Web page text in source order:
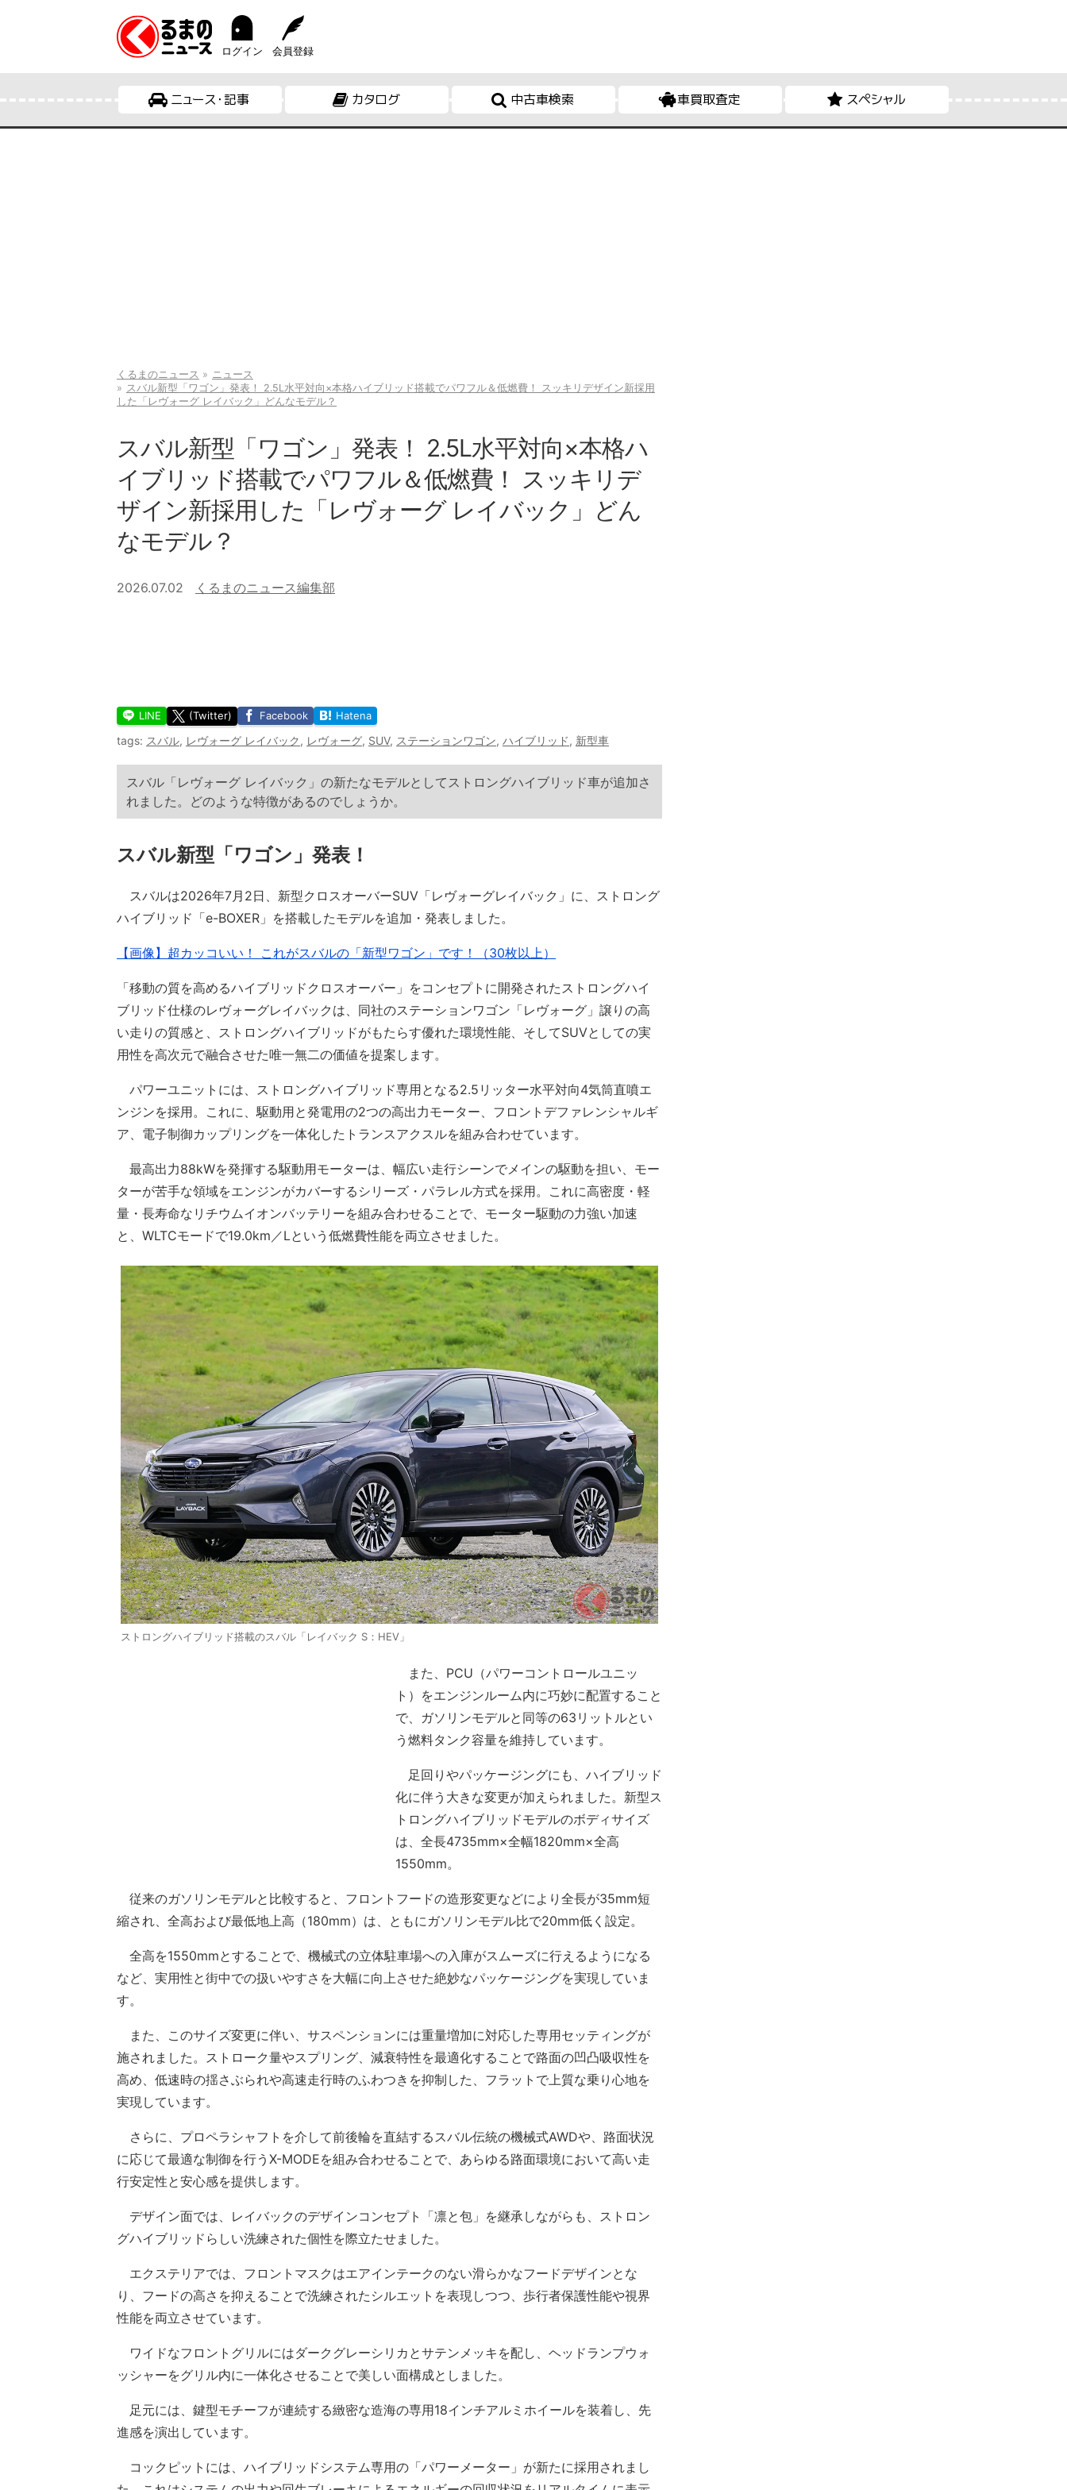
ログイン 会員登録
ニュース・記事 カタログ 中古車検索 車買取査定 スペシャル
くるまのニュース
ニュース
スバル新型「ワゴン」発表！ 2.5L水平対向×本格ハイブリッド搭載でパワフル＆低燃費！ スッキリデザイン新採用
した「レヴォーグ レイバック」どんなモデル？
スバル新型「ワゴン」発表！ 2.5L水平対向×本格ハ
イブリッド搭載でパワフル＆低燃費！ スッキリデ
ザイン新採用した「レヴォーグ レイバック」どん
なモデル？
2026.07.02 くるまのニュース編集部
LINE (Twitter) Facebook Hatena
tags: スバル, レヴォーグ レイバック, レヴォーグ, SUV, ステーションワゴン, ハイブリッド, 新型車
スバル「レヴォーグ レイバック」の新たなモデルとしてストロングハイブリッド車が追加さ
れました。どのような特徴があるのでしょうか。
スバル新型「ワゴン」発表！
スバルは2026年7月2日、新型クロスオーバーSUV「レヴォーグレイバック」に、ストロング
ハイブリッド「e-BOXER」を搭載したモデルを追加・発表しました。
【画像】超カッコいい！ これがスバルの「新型ワゴン」です！（30枚以上）
「移動の質を高めるハイブリッドクロスオーバー」をコンセプトに開発されたストロングハイ
ブリッド仕様のレヴォーグレイバックは、同社のステーションワゴン「レヴォーグ」譲りの高
い走りの質感と、ストロングハイブリッドがもたらす優れた環境性能、そしてSUVとしての実
用性を高次元で融合させた唯一無二の価値を提案します。
パワーユニットには、ストロングハイブリッド専用となる2.5リッター水平対向4気筒直噴エ
ンジンを採用。これに、駆動用と発電用の2つの高出力モーター、フロントデファレンシャルギ
ア、電子制御カップリングを一体化したトランスアクスルを組み合わせています。
最高出力88kWを発揮する駆動用モーターは、幅広い走行シーンでメインの駆動を担い、モー
ターが苦手な領域をエンジンがカバーするシリーズ・パラレル方式を採用。これに高密度・軽
量・長寿命なリチウムイオンバッテリーを組み合わせることで、モーター駆動の力強い加速
と、WLTCモードで19.0km／Lという低燃費性能を両立させました。
ストロングハイブリッド搭載のスバル「レイバック S：HEV」
また、PCU（パワーコントロールユニッ
ト）をエンジンルーム内に巧妙に配置すること
で、ガソリンモデルと同等の63リットルとい
う燃料タンク容量を維持しています。
足回りやパッケージングにも、ハイブリッド
化に伴う大きな変更が加えられました。新型ス
トロングハイブリッドモデルのボディサイズ
は、全長4735mm×全幅1820mm×全高
1550mm。
従来のガソリンモデルと比較すると、フロントフードの造形変更などにより全長が35mm短
縮され、全高および最低地上高（180mm）は、ともにガソリンモデル比で20mm低く設定。
全高を1550mmとすることで、機械式の立体駐車場への入庫がスムーズに行えるようになる
など、実用性と街中での扱いやすさを大幅に向上させた絶妙なパッケージングを実現していま
す。
また、このサイズ変更に伴い、サスペンションには重量増加に対応した専用セッティングが
施されました。ストローク量やスプリング、減衰特性を最適化することで路面の凹凸吸収性を
高め、低速時の揺さぶられや高速走行時のふわつきを抑制した、フラットで上質な乗り心地を
実現しています。
さらに、プロペラシャフトを介して前後輪を直結するスバル伝統の機械式AWDや、路面状況
に応じて最適な制御を行うX-MODEを組み合わせることで、あらゆる路面環境において高い走
行安定性と安心感を提供します。
デザイン面では、レイバックのデザインコンセプト「凛と包」を継承しながらも、ストロン
グハイブリッドらしい洗練された個性を際立たせました。
エクステリアでは、フロントマスクはエアインテークのない滑らかなフードデザインとな
り、フードの高さを抑えることで洗練されたシルエットを表現しつつ、歩行者保護性能や視界
性能を両立させています。
ワイドなフロントグリルにはダークグレーシリカとサテンメッキを配し、ヘッドランプウォ
ッシャーをグリル内に一体化させることで美しい面構成としました。
足元には、鍵型モチーフが連続する緻密な造海の専用18インチアルミホイールを装着し、先
進感を演出しています。
コックピットには、ハイブリッドシステム専用の「パワーメーター」が新たに採用されまし